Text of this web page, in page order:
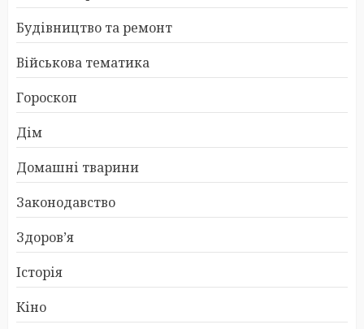
Будівництво та ремонт
Військова тематика
Гороскоп
Дім
Домашні тварини
Законодавство
Здоров’я
Історія
Кіно